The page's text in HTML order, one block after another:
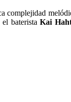
complejidad
el bateristaKai